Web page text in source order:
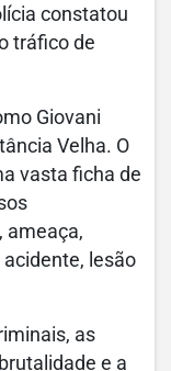
constatou
tráfico de
Giovani
Velha. O
vasta ficha de
ameaça,
lesão
as
e a